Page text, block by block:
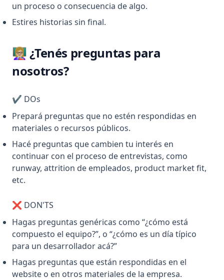
un proceso o consecuencia de algo.
Estires historias sin final.
👩🏼‍🏫 ¿Tenés preguntas para
nosotros?
✔️ DOs
Prepará preguntas que no estén respondidas en
materiales o recursos públicos.
Hacé preguntas que cambien tu interés en
continuar con el proceso de entrevistas, como
runway, attrition de empleados, product market fit,
etc.
❌ DON'TS
Hagas preguntas genéricas como “¿cómo está
compuesto el equipo?”, o “¿cómo es un día típico
para un desarrollador acá?”
Hagas preguntas que están respondidas en el
website o en otros materiales de la empresa.